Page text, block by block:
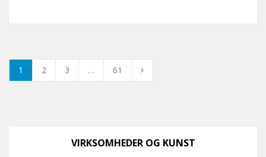
1 2 3 … 61
VIRKSOMHEDER OG KUNST